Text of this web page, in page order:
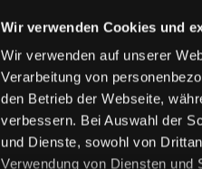
Wir verwenden Cookies und
Wir verwenden auf unserer
Verarbeitung von
den Betrieb der Webseite,
verbessern. Bei Auswahl der
und Dienste, sowohl von
Verwendung von Diensten und
Feedback
Kontakt
Über uns
Jobs
Medienwunsch